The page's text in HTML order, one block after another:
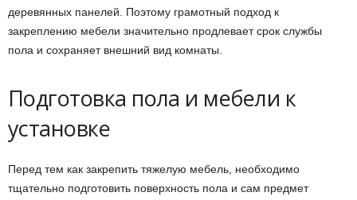
деревянных панелей. Поэтому грамотный подход к
закреплению мебели значительно продлевает срок службы
пола и сохраняет внешний вид комнаты.
Подготовка пола и мебели к
установке
Перед тем как закрепить тяжелую мебель, необходимо
тщательно подготовить поверхность пола и сам предмет